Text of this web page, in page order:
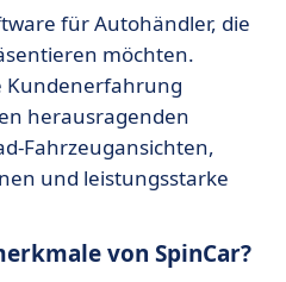
für Autohändler, die
möchten.
Kundenerfahrung
herausragenden
Fahrzeugansichten,
und leistungsstarke
von SpinCar?